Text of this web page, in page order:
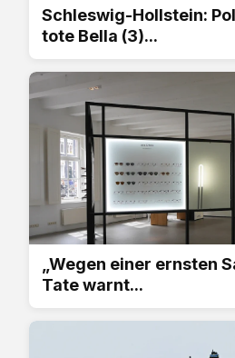
Schleswig-Hollstein:
tote Bella (3)...
„Wegen einer ernsten
Tate warnt...